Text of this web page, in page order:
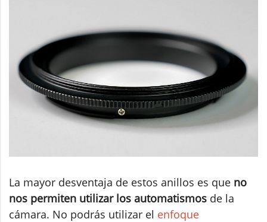
La mayor desventaja de estos anillos es que no
nos permiten utilizar los automatismos de la
cámara. No podrás utilizar el enfoque